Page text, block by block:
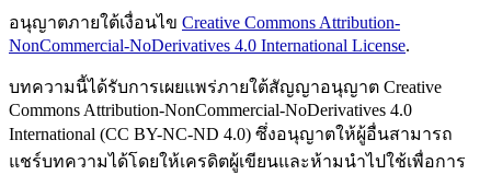
อนุญาตภายใต้เงื่อนไข Creative Commons Attribution-
NonCommercial-NoDerivatives 4.0 International License.
บทความนี้ได้รับการเผยแพร่ภายใต้สัญญาอนุญาต Creative
Commons Attribution-NonCommercial-NoDerivatives 4.0
International (CC BY-NC-ND 4.0) ซึ่งอนุญาตให้ผู้อื่นสามารถ
แชร์บทความได้โดยให้เครดิตผู้เขียนและห้ามนำไปใช้เพื่อการ